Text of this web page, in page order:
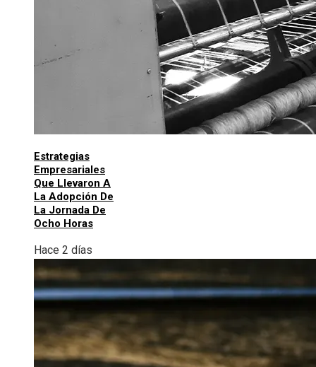
Estrategias
Empresariales
Que Llevaron A
La Adopción De
La Jornada De
Ocho Horas
Hace 2 días